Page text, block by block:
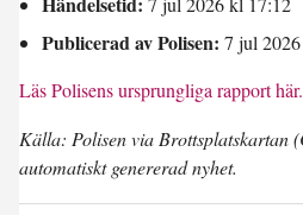
Publicerad av Polisen: 7 jul
Läs Polisens ursprungliga rapport här.
Källa: Polisen via Brottsplatskartan
automatiskt genererad nyhet.